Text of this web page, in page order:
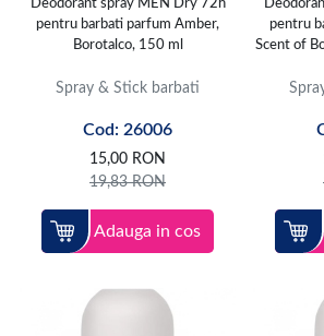
Deodorant spray MEN Dry 72h
pentru barbati parfum Amber,
Borotalco, 150 ml
Spray & Stick barbati
Cod: 26006
15,00 RON
19,83RON
Adauga in cos
pentru
Scent of